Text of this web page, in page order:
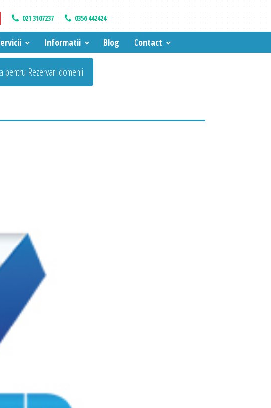
021 3107237 0356 442424
Informatii Blog Contact
pentru Rezervari domenii